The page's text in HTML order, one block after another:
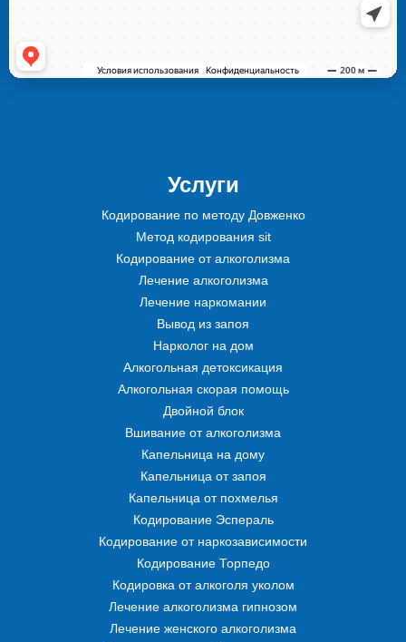
Услуги
Кодирование по методу Довженко
Метод кодирования sit
Кодирование от алкоголизма
Лечение алкоголизма
Лечение наркомании
Вывод из запоя
Нарколог на дом
Алкогольная детоксикация
Алкогольная скорая помощь
Двойной блок
Вшивание от алкоголизма
Капельница на дому
Капельница от запоя
Капельница от похмелья
Кодирование Эспераль
Кодирование от наркозависимости
Кодирование Торпедо
Кодировка от алкоголя уколом
Лечение алкоголизма гипнозом
Лечение женского алкоголизма